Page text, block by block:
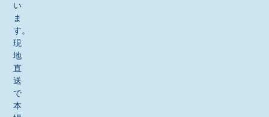
い
ま
す。
現
地
直
送
で
本